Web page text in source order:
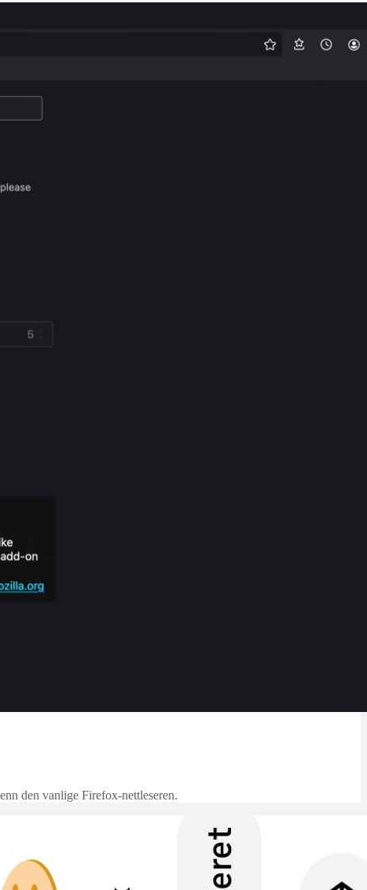
den vanlige Firefox-nettleseren.